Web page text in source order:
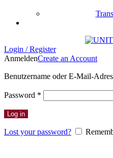
Login / Register
AnmeldenCreate an Account
Benutzername oder E-Mail-
Password *
Log in
Lost your password?